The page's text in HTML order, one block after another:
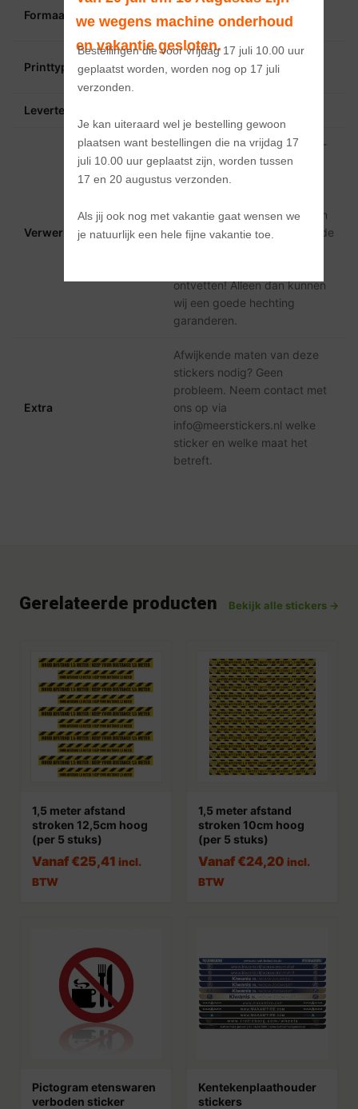
Formaat
150x15mm 250x25mm
355x35mm 450x45mm
Printtype
Ecosolvent full color voor
polymere stickers
Levertermijn
Verwerken
De polymere stickers zijn UV-
en waterbestendig. U kunt
deze op elk glad oppervlak
nat). Wel is altijd aan te raden
voor een juiste hechting om de
ontvetten! Alleen dan kunnen
wij een goede hechting
garanderen.
Extra
Afwijkende maten van deze
stickers nodig? Geen
probleem. Neem contact met
ons op via
info@meerstickers.nl welke
sticker en welke maat het
betreft.
Gerelateerde producten Bekijk alle stickers →
1,5 meter afstand
stroken 12,5cm hoog
(per 5 stuks)
Vanaf €25,41 incl.
BTW
1,5 meter afstand
stroken 10cm hoog
(per 5 stuks)
Vanaf €24,20 incl.
BTW
Pictogram etenswaren
verboden sticker
Kentekenplaathouder
stickers
we wegens machine onderhoud
en vakantie gesloten.
Bestellingen die voor vrijdag 17 juli 10.00 uur
geplaatst worden, worden nog op 17 juli
verzonden.
Je kan uiteraard wel je bestelling gewoon
plaatsen want bestellingen die na vrijdag 17
juli 10.00 uur geplaatst zijn, worden tussen
17 en 20 augustus verzonden.
Als jij ook nog met vakantie gaat wensen we
je natuurlijk een hele fijne vakantie toe.